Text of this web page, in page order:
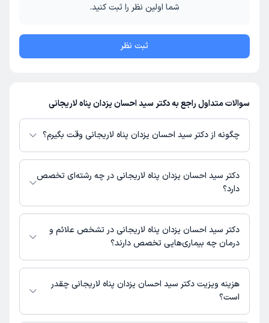
شما اولین نظر را ثبت کنید.
ثبت نظر
سوالات متداول راجع به دکتر سید احسان یزدان پناه لاریجانی
چگونه از دکتر سید احسان یزدان پناه لاریجانی وقت بگیرم؟
در صورتی کهدکتر سید احسان یزدان پناه لاریجانیدارای پروفایل فعال و
نوبت‌دهی باز در پلتفرم دکترتو باشند، می‌توانید از طریق این پلتفرم برای دریافت
نوبت اقدام کنید. در صورت فعال بودن پروفایل پزشک در دکترتو، امکان مشاهده
ساعات کاری و سایر اطلاعات مرتبط با خدمات پزشکی و نوبت‌گیری ممکن است در
پروفایل ایشان در دکترتو در دسترس باشد
دکتر سید احسان یزدان پناه لاریجانی در چه رشته‌ای تخصص
دارد؟
دکتر سید احسان یزدان پناه لاریجانی در رشته‌های زیر (پزشکی) تخصص دارند:
عمومی
دکتر سید احسان یزدان پناه لاریجانی در تشخص علائم و
درمان چه بیماری‌هایی تخصص دارند؟
دکتر سید احسان یزدان پناه لاریجانی در تشخیص علائم و درمان بیماری‌های
مرتبط با عمومی فعالیت می‌کنند.
هزینه ویزیت دکتر سید احسان یزدان پناه لاریجانی چقدر
است؟
مبلغ ویزیت دکتر سید احسان یزدان پناه لاریجانی با توجه به نوع ویزیت تغییر